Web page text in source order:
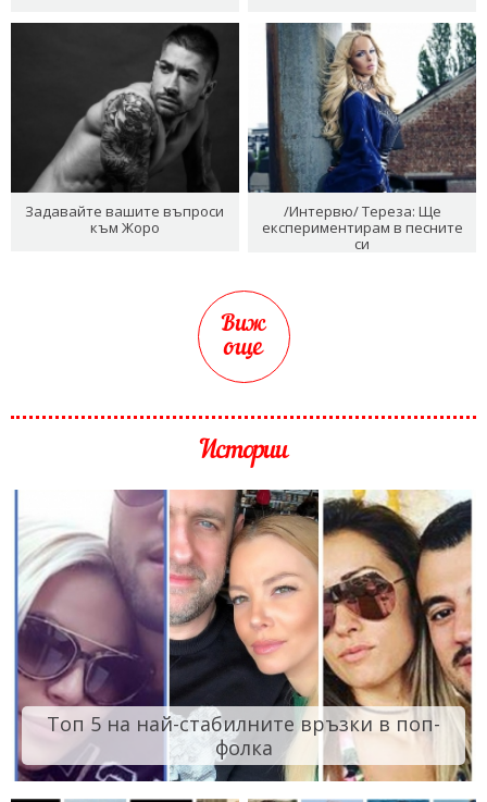
Задавайте вашите въпроси
към Жоро
/Интервю/ Тереза: Ще
експериментирам в песните
си
Виж
още
Истории
Топ 5 на най-стабилните връзки в поп-
фолка